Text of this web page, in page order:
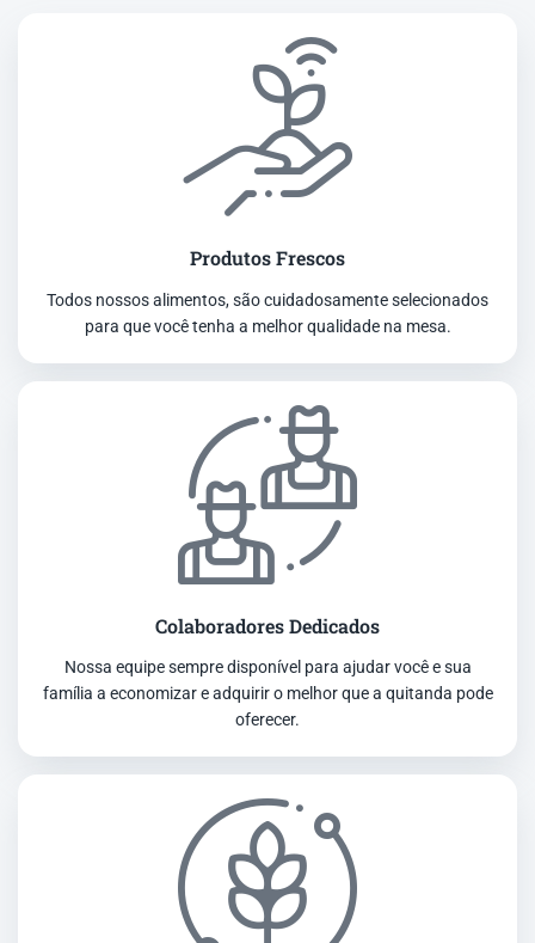
Produtos Frescos
Todos nossos alimentos, são cuidadosamente selecionados
para que você tenha a melhor qualidade na mesa.
Colaboradores Dedicados
Nossa equipe sempre disponível para ajudar você e sua
família a economizar e adquirir o melhor que a quitanda pode
oferecer.